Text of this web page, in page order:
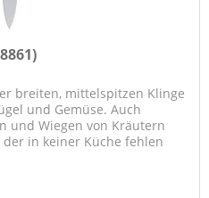
breiten, mittelspitzen Klinge
und Gemüse. Auch
und Wiegen von Kräutern
in keiner Küche fehlen